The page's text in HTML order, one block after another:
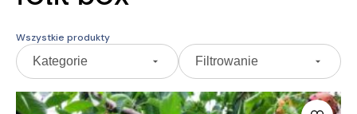
Wszystkie produkty
Kategorie Filtrowanie